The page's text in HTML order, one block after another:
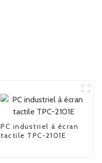
PC industriel à écran
tactile TPC-2101E